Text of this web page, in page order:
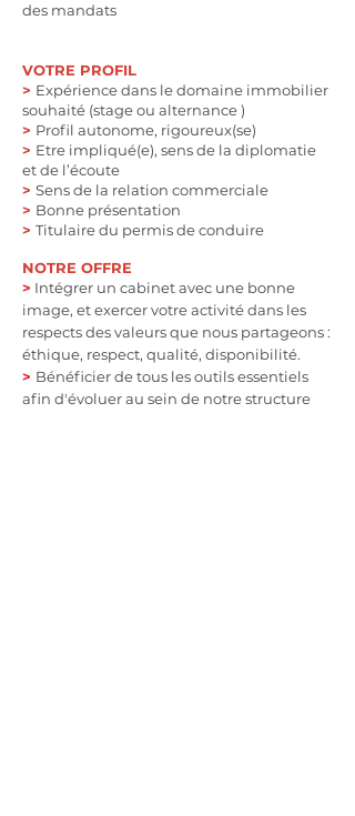
des mandats
VOTRE PROFIL
> Expérience dans le domaine immobilier
souhaité (stage ou alternance )
> Profil autonome, rigoureux(se)
> Etre impliqué(e), sens de la diplomatie
et de l’écoute
> Sens de la relation commerciale
> Bonne présentation
> Titulaire du permis de conduire
NOTRE OFFRE
> Intégrer un cabinet avec une bonne
image, et exercer votre activité dans les
respects des valeurs que nous partageons :
éthique, respect, qualité, disponibilité.
> Bénéficier de tous les outils essentiels
afin d'évoluer au sein de notre structure